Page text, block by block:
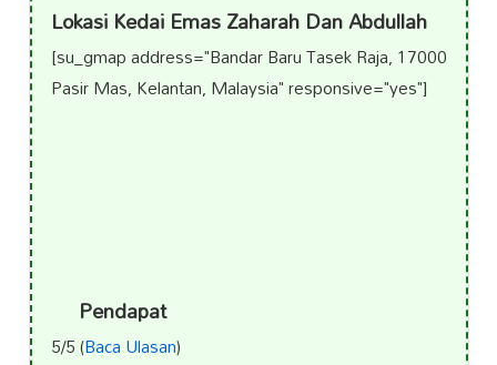
Lokasi Kedai Emas Zaharah Dan Abdullah
[su_gmap address="Bandar Baru Tasek Raja, 17000
Pasir Mas, Kelantan, Malaysia" responsive="yes"]
Pendapat
5/5 (Baca Ulasan)